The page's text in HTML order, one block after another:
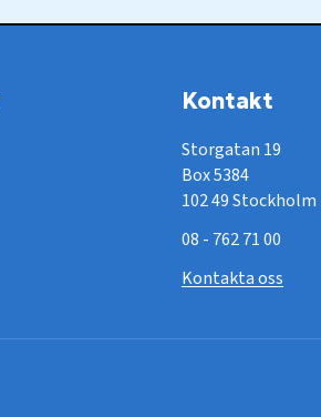
Kontakt
Storgatan 19
Box 5384
102 49 Stockholm
08 - 762 71 00
Kontakta oss